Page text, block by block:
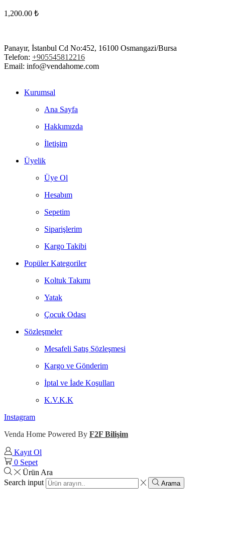
1,200.00 ₺
Panayır, İstanbul Cd No:452, 16100 Osmangazi/Bursa
Telefon: +905545812216
Email: info@vendahome.com
Kurumsal
Ana Sayfa
Hakkımızda
İletişim
Üyelik
Üye Ol
Hesabım
Sepetim
Siparişlerim
Kargo Takibi
Popüler Kategoriler
Koltuk Takımı
Yatak
Çocuk Odası
Sözleşmeler
Mesafeli Satış Sözleşmesi
Kargo ve Gönderim
İptal ve İade Koşulları
K.V.K.K
Instagram
Venda Home Powered By F2F Bilişim
Kayıt Ol
0 Sepet
Ürün Ara
Search input
Arama